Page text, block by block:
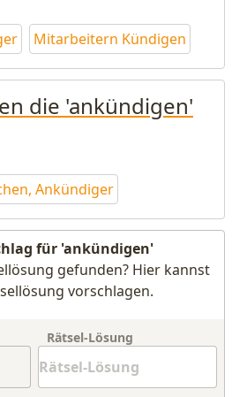
Mitarbeitern Kündigen
die 'ankündigen'
Ankündiger
für 'ankündigen'
gefunden? Hier kannst
vorschlagen.
Rätsel-Lösung